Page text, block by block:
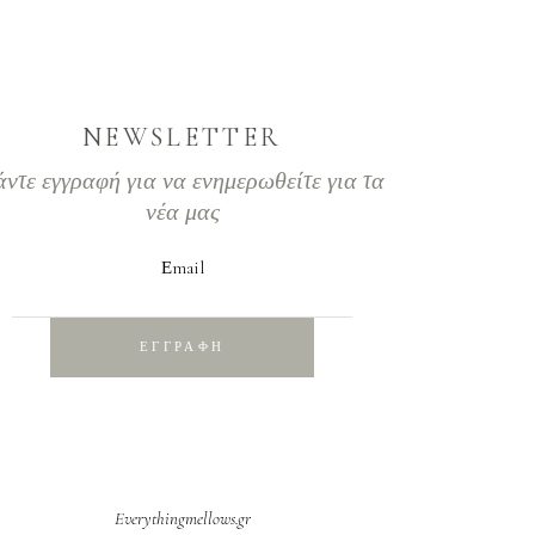
NEWSLETTER
εγγραφή για να ενημερωθείτε για τα
νέα μας
Εmail
ΕΓΓΡΑΦΗ
Everythingmellows.gr